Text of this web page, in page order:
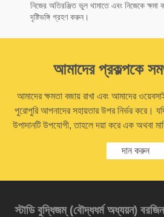
নিজের অতিরঞ্জিত ভুল থামাতে এবং নিজেকে
দৃষ্টিভঙ্গি গ্রহণ করুন।
আমাদের প্রকল্পকে
আমাদের ক্ষমতা বজায় রাখা এবং আমাদের
পুরোপুরি আপনাদের সহায়তার উপর নির্ভর করে।
উপাদানটি উপযোগী, তাহলে দয়া করে এক অথবা
দান করুন
স্টাডি বুদ্ধিজম্‌ (বৌদ্ধধর্ম অধ্যয়ন)